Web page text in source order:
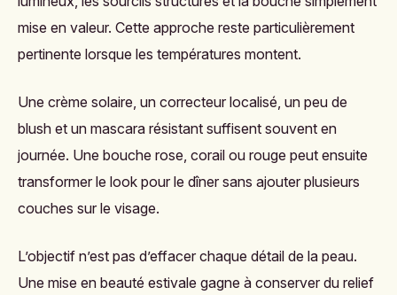
mise en valeur. Cette approche reste particulièrement
pertinente lorsque les températures montent.
Une crème solaire, un correcteur localisé, un peu de
blush et un mascara résistant suffisent souvent en
journée. Une bouche rose, corail ou rouge peut ensuite
transformer le look pour le dîner sans ajouter plusieurs
couches sur le visage.
L’objectif n’est pas d’effacer chaque détail de la peau.
Une mise en beauté estivale gagne à conserver du relief